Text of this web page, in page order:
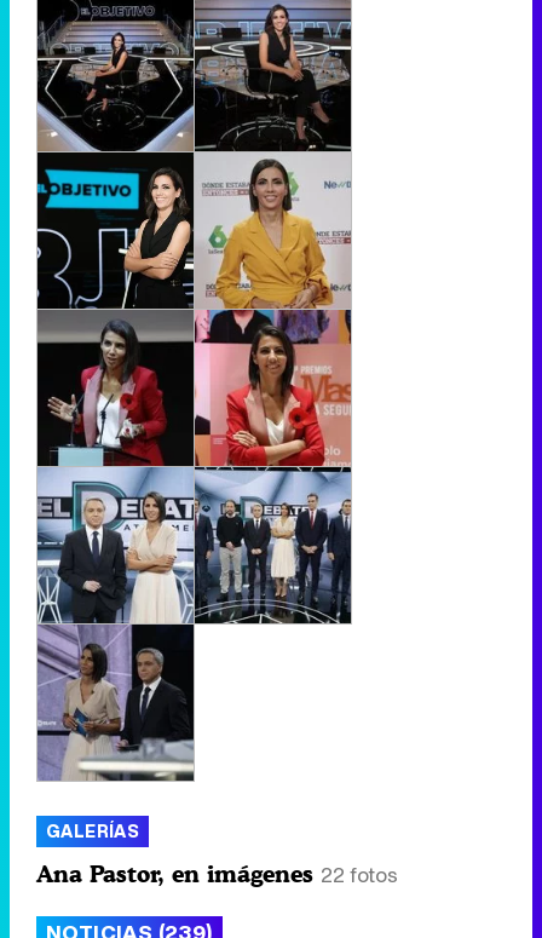
GALERÍAS
Ana Pastor, en imágenes 22 fotos